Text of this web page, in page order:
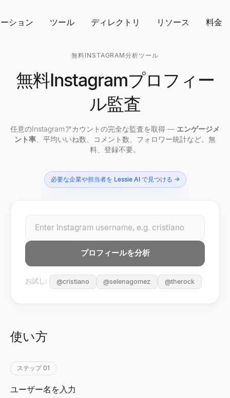
ション ツール ディレクトリ リソース 料金
無料INSTAGRAM分析ツール
無料Instagramプロフィー
ル監査
任意のInstagramアカウントの完全な監査を取得 — エンゲージメ
ント率 、平均いいね数、コメント数、フォロワー統計など。無
料、登録不要。
必要な企業や担当者を Lessie AI で見つける →
プロフィールを分析
お試し: @cristiano @selenagomez @therock
使い方
ステップ 01
ユーザー名を入力